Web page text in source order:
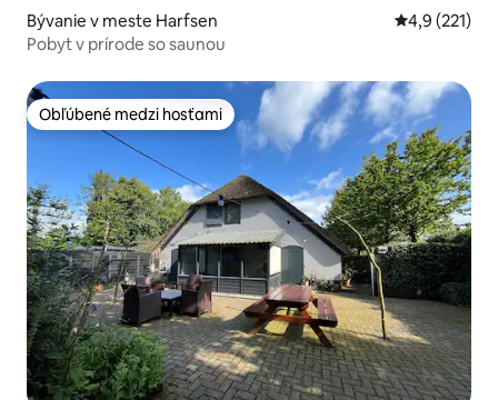
Bývanie v meste Harfsen Priemerné
4,9 (221)
Pobyt v prírode so saunou
Obľúbené medzi hosťami
Obľúbené medzi hosťami